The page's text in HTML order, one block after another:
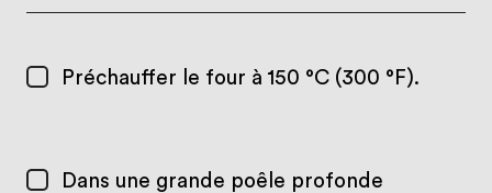
Préchauffer le four à 150 °C (300 °F).
Dans une grande poêle profonde